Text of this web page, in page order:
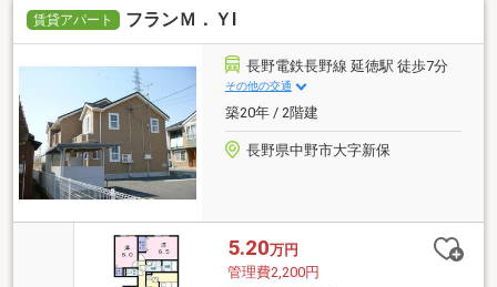
賃貸アパート フランＭ．ＹⅠ
長野電鉄長野線 延徳駅 徒歩7分
その他の交通
築20年 / 2階建
長野県中野市大字新保
5.20万円
管理費2,200円